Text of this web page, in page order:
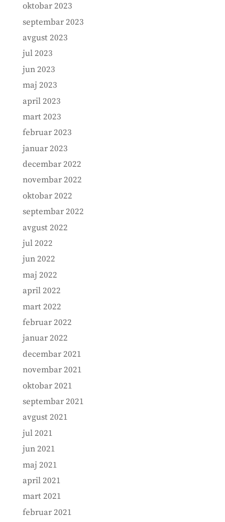
oktobar 2023
septembar 2023
avgust 2023
jul 2023
jun 2023
maj 2023
april 2023
mart 2023
februar 2023
januar 2023
decembar 2022
novembar 2022
oktobar 2022
septembar 2022
avgust 2022
jul 2022
jun 2022
maj 2022
april 2022
mart 2022
februar 2022
januar 2022
decembar 2021
novembar 2021
oktobar 2021
septembar 2021
avgust 2021
jul 2021
jun 2021
maj 2021
april 2021
mart 2021
februar 2021